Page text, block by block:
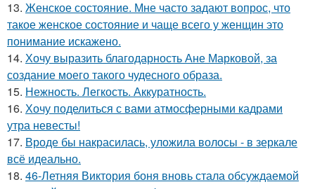
13. Женское состояние. Мне часто задают вопрос, что
такое женское состояние и чаще всего у женщин это
понимание искажено.
14. Хочу выразить благодарность Ане Марковой, за
создание моего такого чудесного образа.
15. Нежность. Легкость. Аккуратность.
16. Хочу поделиться с вами атмосферными кадрами
утра невесты!
17. Вроде бы накрасилась, уложила волосы - в зеркале
всё идеально.
18. 46-Летняя Виктория боня вновь стала обсуждаемой